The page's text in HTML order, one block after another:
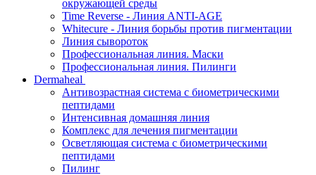
окружающей среды
Time Reverse - Линия ANTI-AGE
Whitecure - Линия борьбы против пигментации
Линия сывороток
Профессиональная линия. Маски
Профессиональная линия. Пилинги
Dermaheal
Антивозрастная система с биометрическими
пептидами
Интенсивная домашняя линия
Комплекс для лечения пигментации
Осветляющая система с биометрическими
пептидами
Пилинг